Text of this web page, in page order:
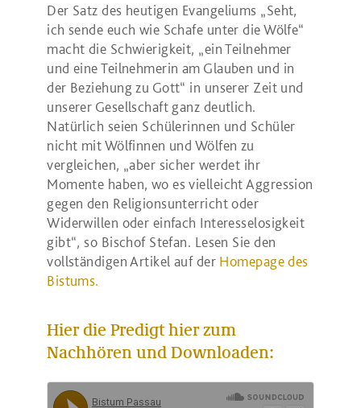
Der Satz des heutigen Evangeliums „Seht,
ich sende euch wie Schafe unter die Wölfe“
macht die Schwierigkeit, „ein Teilnehmer
und eine Teilnehmerin am Glauben und in
der Beziehung zu Gott“ in unserer Zeit und
unserer Gesellschaft ganz deutlich.
Natürlich seien Schülerinnen und Schüler
nicht mit Wölfinnen und Wölfen zu
vergleichen, „aber sicher werdet ihr
Momente haben, wo es vielleicht Aggression
gegen den Religionsunterricht oder
Widerwillen oder einfach Interesselosigkeit
gibt“, so Bischof Stefan. Lesen Sie den
vollständigen Artikel auf der Homepage des
Bistums.
Hier die Predigt hier zum
Nachhören und Downloaden: